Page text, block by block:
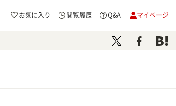
お気に入り 閲覧履歴 Q&A マイページ